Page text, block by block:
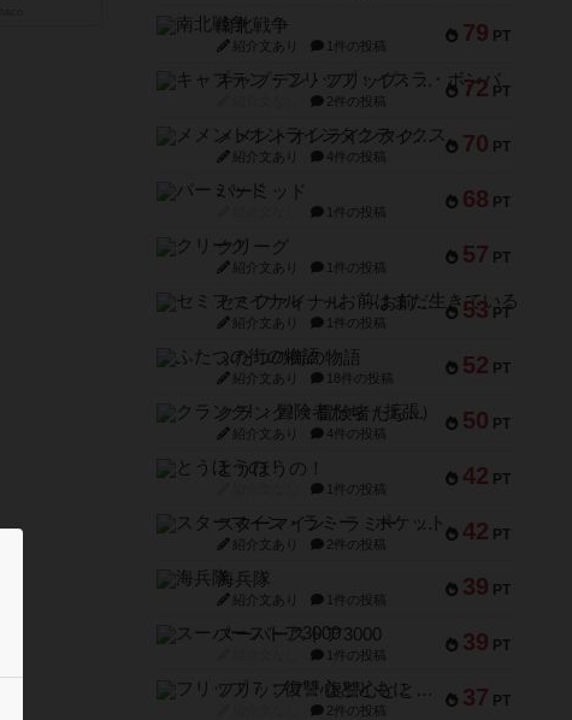
79 PT
南北戦争
紹介文あり 1件の投稿
72 PT
キャプテン・フリップ：イスラ・ボンバ
2件の投稿
70 PT
メメントオンラインタクティクス
紹介文あり 4件の投稿
68 PT
パーミッド
1件の投稿
57 PT
クリーグ
紹介文あり 1件の投稿
53 PT
セミファイナル ～お前はまだ生きている～
紹介文あり 1件の投稿
52 PT
ふたつの街の物語
紹介文あり 18件の投稿
50 PT
クランク! ：冒険者たち（拡張）
紹介文あり 4件の投稿
42 PT
とうほうの！
1件の投稿
42 PT
スターマイン・ラミー ポケット
紹介文あり 2件の投稿
39 PT
海兵隊
紹介文あり 1件の投稿
39 PT
スーパーストア3000
1件の投稿
37 PT
フリップ７：復讐心とともに
2件の投稿